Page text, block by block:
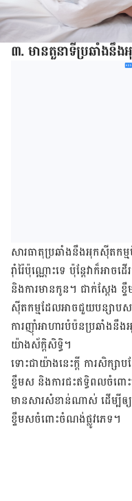
៣. មាន​តួនាទី​​ប្រឆាំង​នឹង​
សារធាតុ​ប្រឆាំង​នឹង​អុកស៊ីតកម្
រ៉ាំរ៉ៃ​ប៉ុណ្ណោះ​ទេ​ ប៉ុន្តែ​វា​ក៏​អា
និង​ការ​មាន​កូន​។ ជាក់​ស្ដែង​
ស៊ីតកម្ម​ដែល​អាច​ជួយ​បន្សាប​ស
ការ​ញ៉ាំ​អាហារ​បំប៉ន​ប្រឆាំង​នឹ
យ៉ាង​​ស័ក្ដិសិទ្ធិ​។​
ទោះ​ជា​យ៉ាង​នេះ​ក្ដី​ ការសិក្សា​
ខ្ទឹម​ស​ និង​ការ​​ជះ​ឥទ្ធិពល​ចំពោ
មាន​សារសំខាន់​ណាស់​ ដើម្បី​
ខ្ទឹម​ស​ចំពោះ​ចំណង់​ផ្លូវ​ភេទ​។